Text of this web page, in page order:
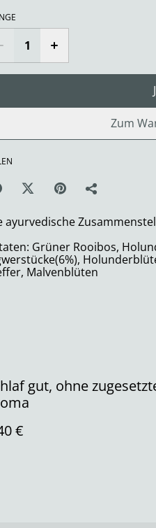
Zum
ayurvedische
Grüner Rooibos,
Malvenblüten
gut, ohne
€